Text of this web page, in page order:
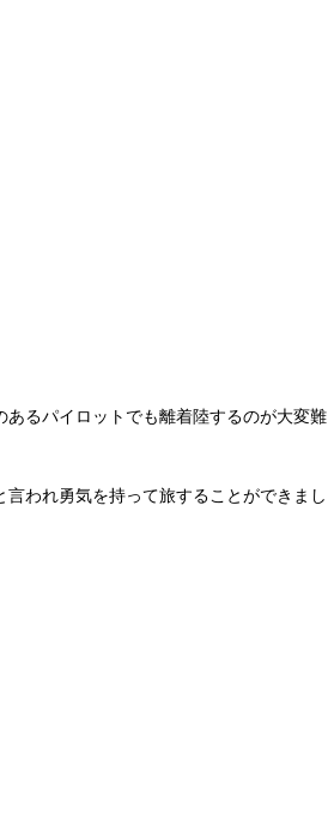
るパイロットでも離着陸するのが大変難
言われ勇気を持って旅することができまし